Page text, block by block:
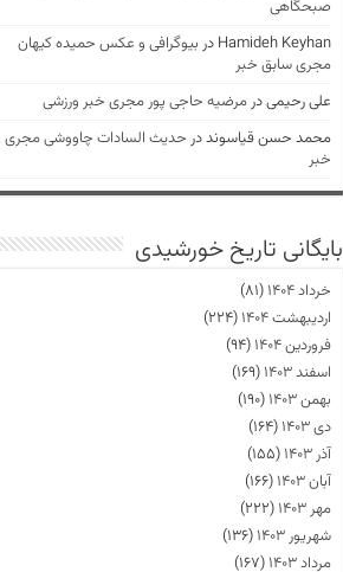
صبحگاهی
Hamideh Keyhan در بیوگرافی و عکس حمیده کیهان
مجری سابق خبر
علی رحیمیدرمرضیه حاجی پور مجری خبر ورزشی
محمد حسن قیاسونددر حدیث السادات چاووشی مجری
خبر
بایگانی تاریخ خورشیدی
خرداد ۱۴۰۴
(۸۱)
اردیبهشت ۱۴۰۴
(۲۲۴)
فروردین ۱۴۰۴
(۹۴)
اسفند ۱۴۰۳
(۱۶۹)
بهمن ۱۴۰۳
(۱۹۰)
دی ۱۴۰۳
(۱۶۴)
آذر ۱۴۰۳
(۱۵۵)
آبان ۱۴۰۳
(۱۶۶)
مهر ۱۴۰۳
(۲۲۲)
شهریور ۱۴۰۳
(۱۳۶)
مرداد ۱۴۰۳
(۱۶۷)